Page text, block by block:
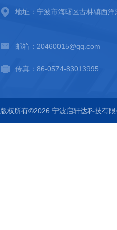
地址：宁波市海曙区古林镇西洋
邮箱：20460015@qq.com
传真：86-0574-83013995
版权所有©2026 宁波启轩达科技有